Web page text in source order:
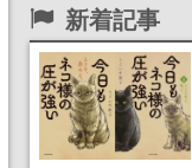
新着記事